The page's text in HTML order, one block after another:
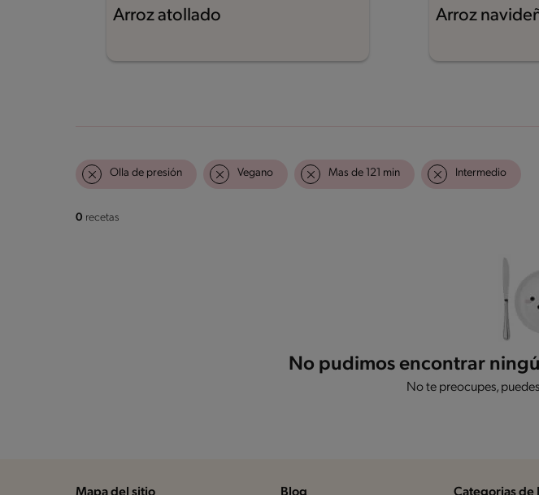
Arroz atollado Arroz
Olla de presión Vegano Mas de 121 min Intermedio
0 recetas
No pudimos encontrar
No te preocupes,
Mapa del sitio Blog Categorias de